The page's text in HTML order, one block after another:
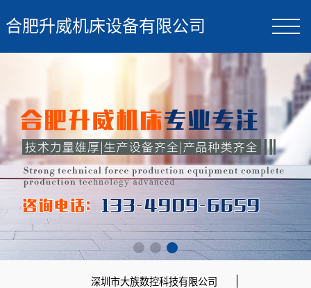
合肥升威机床设备有限公司
深圳市大族数控科技有限公司